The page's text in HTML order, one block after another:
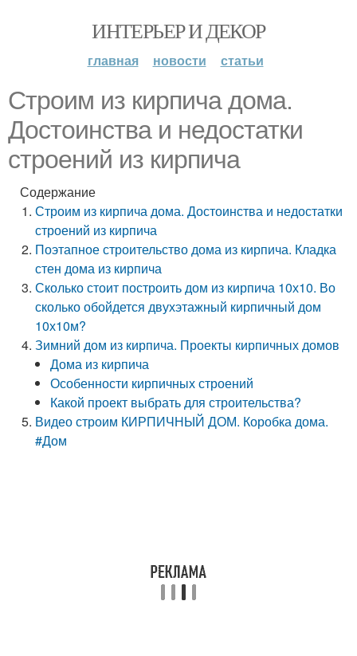
ИНТЕРЬЕР И ДЕКОР
главная новости статьи
Строим из кирпича дома.
Достоинства и недостатки
строений из кирпича
Содержание
Строим из кирпича дома. Достоинства и недостатки
строений из кирпича
Поэтапное строительство дома из кирпича. Кладка
стен дома из кирпича
Сколько стоит построить дом из кирпича 10х10. Во
сколько обойдется двухэтажный кирпичный дом
10х10м?
Зимний дом из кирпича. Проекты кирпичных домов
Дома из кирпича
Особенности кирпичных строений
Какой проект выбрать для строительства?
Видео строим КИРПИЧНЫЙ ДОМ. Коробка дома.
#Дом